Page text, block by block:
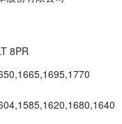
8PR